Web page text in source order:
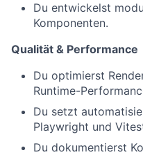
Du entwickelst
Komponenten.
Qualität & Performance
Du optimierst
Runtime-
Du setzt
Playwright und
Du dokumentierst